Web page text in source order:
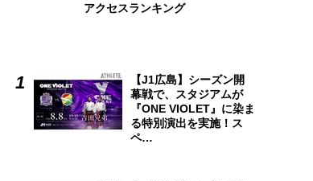
アクセスランキング
【J1広島】シーズン開
幕戦で、スタジアムが
『ONE VIOLET』に染ま
る特別演出を実施！ス
ペ…